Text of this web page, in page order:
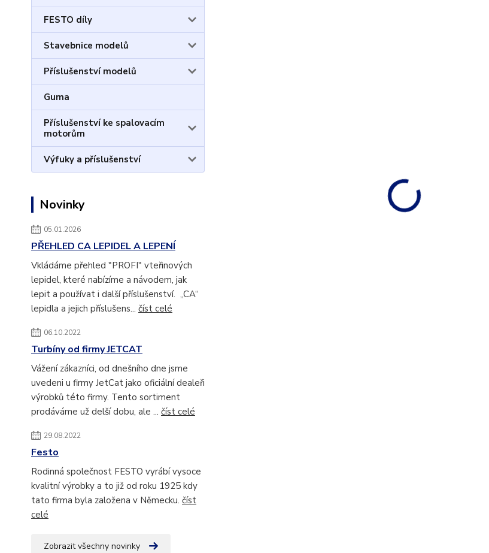
FESTO díly
Stavebnice modelů
Příslušenství modelů
Guma
Příslušenství ke spalovacím
motorům
Výfuky a příslušenství
Novinky
05.01.2026
PŘEHLED CA LEPIDEL A LEPENÍ
Vkládáme přehled "PROFI" vteřinových
lepidel, které nabízíme a návodem, jak
lepit a používat i další příslušenství. „CA“
lepidla a jejich příslušens... číst celé
06.10.2022
Turbíny od firmy JETCAT
Vážení zákazníci, od dnešního dne jsme
uvedeni u firmy JetCat jako oficiální dealeři
výrobků této firmy. Tento sortiment
prodáváme už delší dobu, ale ... číst celé
29.08.2022
Festo
Rodinná společnost FESTO vyrábí vysoce
kvalitní výrobky a to již od roku 1925 kdy
tato firma byla založena v Německu. číst
celé
Zobrazit všechny novinky